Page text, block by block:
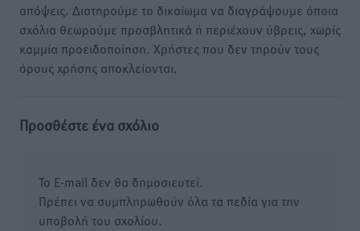
απόψεις. Διατηρούμε το δικαίωμα να διαγράψουμε όποια
σχόλια θεωρούμε προσβλητικά ή περιέχουν ύβρεις, χωρίς
καμμία προειδοποίηση. Χρήστες που δεν τηρούν τους
όρους χρήσης αποκλείονται.
Προσθέστε ένα σχόλιο
Το E-mail δεν θα δημοσιευτεί.
Πρέπει να συμπληρωθούν όλα τα πεδία για την
υποβολή του σχολίου.